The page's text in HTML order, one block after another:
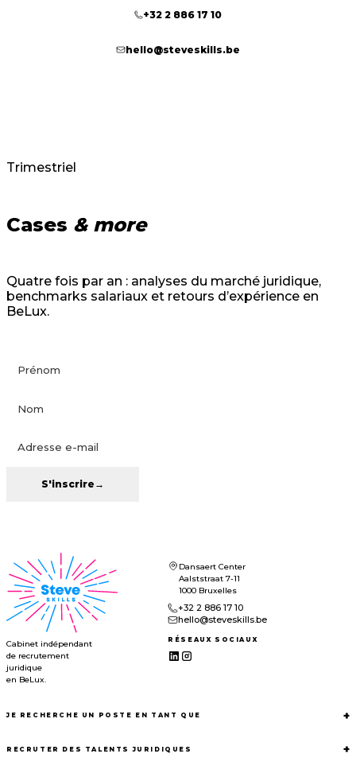
+32 2 886 17 10
hello@steveskills.be
Trimestriel
Cases & more
Quatre fois par an : analyses du marché juridique,
benchmarks salariaux et retours d’expérience en
BeLux.
S'inscrire →
Cabinet indépendant
de recrutement
juridique
en BeLux.
Dansaert Center
Aalststraat 7-11
1000 Bruxelles
+32 2 886 17 10
hello@steveskills.be
RÉSEAUX SOCIAUX
JE RECHERCHE UN POSTE EN TANT QUE +
RECRUTER DES TALENTS JURIDIQUES +